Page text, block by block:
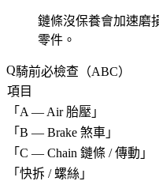
鏈條沒保養會加速磨
零件。
騎前必檢查（ABC）
項目
「 A — Air 胎壓 」
「 B — Brake 煞車 」
「 C — Chain 鏈條 / 傳動 」
「 快拆 / 螺絲 」